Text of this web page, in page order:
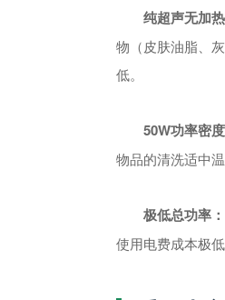
纯超声无加
物（皮肤油脂、
低。
50W功率密
物品的清洗适中
极低总功率：
使用电费成本极